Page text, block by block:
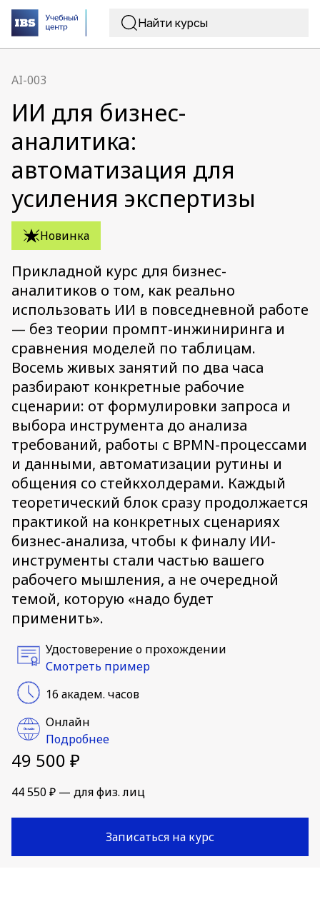
AI-003
ИИ для бизнес-
аналитика:
автоматизация для
усиления экспертизы
Новинка
Прикладной курс для бизнес-
аналитиков о том, как реально
использовать ИИ в повседневной работе
— без теории промпт-инжиниринга и
сравнения моделей по таблицам.
Восемь живых занятий по два часа
разбирают конкретные рабочие
сценарии: от формулировки запроса и
выбора инструмента до анализа
требований, работы с BPMN-процессами
и данными, автоматизации рутины и
общения со стейкхолдерами. Каждый
теоретический блок сразу продолжается
практикой на конкретных сценариях
бизнес-анализа, чтобы к финалу ИИ-
инструменты стали частью вашего
рабочего мышления, а не очередной
темой, которую «надо будет
применить».
Удостоверение о прохождении
Смотреть пример
16 академ. часов
Онлайн
Подробнее
49 500 ₽
44 550 ₽ — для физ. лиц
Записаться на курс